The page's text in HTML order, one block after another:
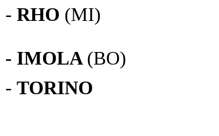
- RHO (MI)
- IMOLA (BO)
- TORINO